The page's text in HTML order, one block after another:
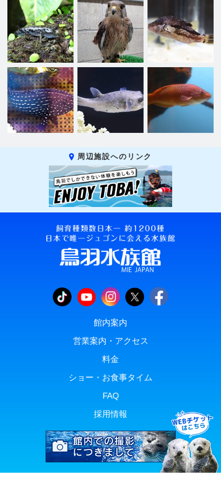
周辺施設へのリンク
館内案内
営業案内・アクセス
料金
ショー・お食事タイム
FAQ
採用情報